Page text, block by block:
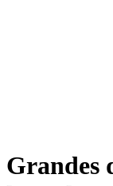
Grandes